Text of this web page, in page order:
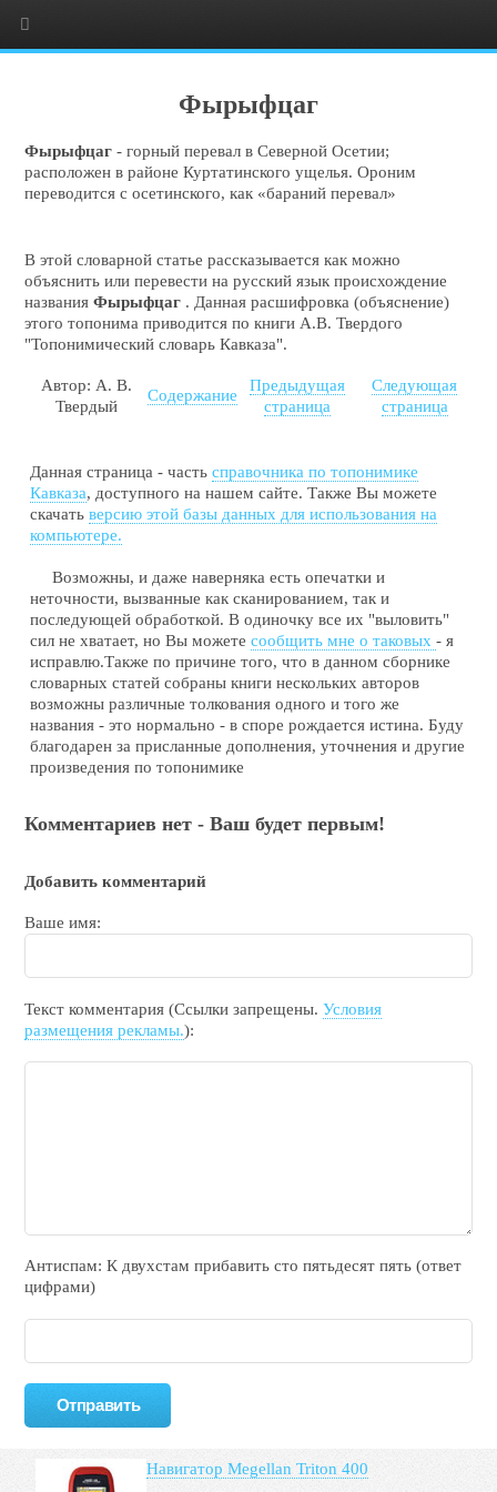
Фырыфцаг
Фырыфцаг- горный перевал в Северной Осетии;
расположен в районе Куртатинского ущелья. Ороним
переводится с осетинского, как «бараний перевал»
В этой словарной статье рассказывается как можно
объяснить или перевести на русский язык происхождение
названияФырыфцаг . Данная расшифровка (объяснение)
этого топонима приводится по книги А.В. Твердого
"Топонимический словарь Кавказа".
Автор: А. В.
Твердый
Содержание
Предыдущая
страница
Следующая
страница
Данная страница - частьсправочника по топонимике
Кавказа, доступного на нашем сайте. Также Вы можете
скачатьверсию этой базы данных для использования на
компьютере.
Возможны, и даже наверняка есть опечатки и
неточности, вызванные как сканированием, так и
последующей обработкой. В одиночку все их "выловить"
сил не хватает, но Вы можетесообщить мне о таковых- я
исправлю.Также по причине того, что в данном сборнике
словарных статей собраны книги нескольких авторов
возможны различные толкования одного и того же
названия - это нормально - в споре рождается истина. Буду
благодарен за присланные дополнения, уточнения и другие
произведения по топонимике
Комментариев нет - Ваш будет первым!
Добавить комментарий
Ваше имя:
Текст комментария (Ссылки запрещены.Условия
размещения рекламы.):
Антиспам: К двухcтам прибавить cто пятьдecят пять (ответ
цифрами)
Навигатор Megellan Triton 400